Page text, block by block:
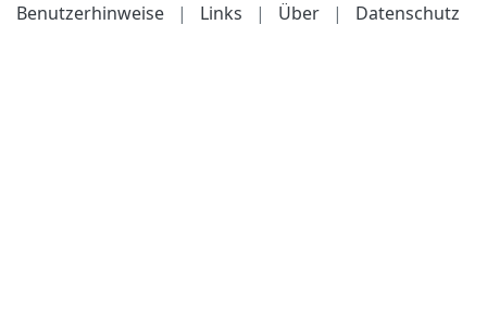
Benutzerhinweise
| Links | Über | Datenschutz